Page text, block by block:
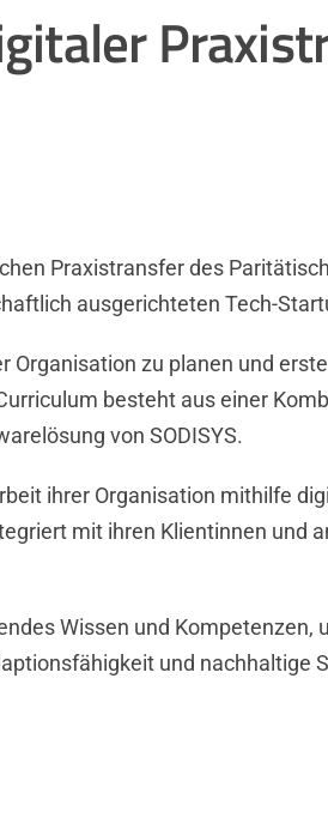
Praxistransfer des
ausgerichteten Tech-
Organisation zu planen und erste
besteht aus einer
von SODISYS.
ihrer Organisation mithilfe
mit ihren Klientinnen und
Wissen und Kompetenzen,
und nachhaltige